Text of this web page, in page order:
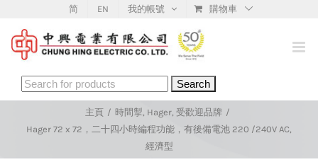
content
简 EN 我的帳號 購物車
Search
for:
主頁 / 時間掣, Hager, 受歡迎品牌 /
Hager 72 x 72，二十四小時編程功能，有後備電池 220 /240V AC,
經濟型